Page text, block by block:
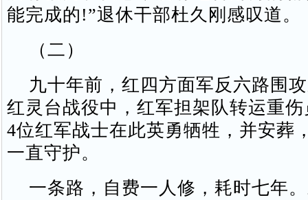
能完成的!”退休干部杜久刚感叹道。
（二）
九十年前，红四方面军反六路围
红灵台战役中，红军担架队转运重
4位红军战士在此英勇牺牲，并安葬
一直守护。
一条路，自费一人修，耗时七年